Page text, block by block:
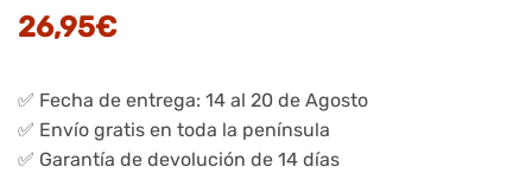
26,95€
✅ Fecha de entrega: 14 al 20 de Agosto
✅ Envío gratis en toda la península
✅ Garantía de devolución de 14 días